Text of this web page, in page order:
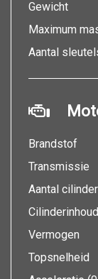
Gewicht
Maximum
Aantal
Brandstof
Transmissie
Aantal
Cilinderinhoud
Vermogen
Topsnelheid